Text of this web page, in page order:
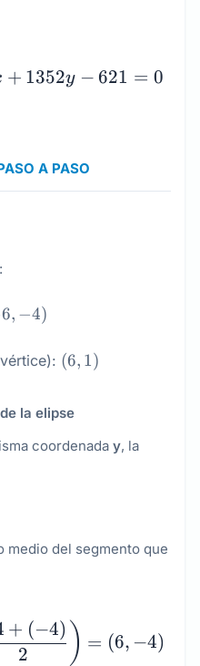
+ 169y^2 - 300x
+ 1352y − 621 = 0
A PASO
6, −4)
(6,
1)
(6, 1)
la elipse
coordenada y, la
medio del segmento que
= \left(\dfrac{18 +
2
+ (−4) ) = (6, −4)